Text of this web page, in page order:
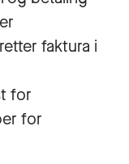
faktura i
for
for